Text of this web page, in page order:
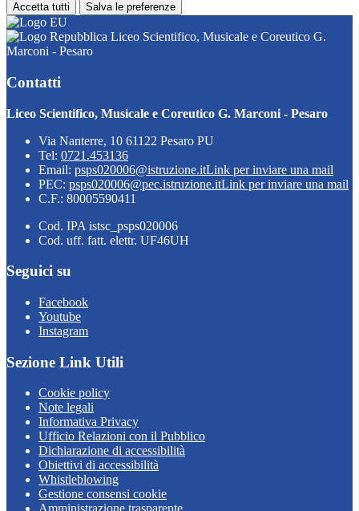
Accetta tutti Salva le preferenze
Liceo Scientifico, Musicale e Coreutico G.
Marconi - Pesaro
Contatti
Liceo Scientifico, Musicale e Coreutico G. Marconi - Pesaro
Via Nanterre, 10 61122 Pesaro PU
Tel: 0721.453136
Email: psps020006@istruzione.itLink per inviare una mail
PEC: psps020006@pec.istruzione.itLink per inviare una mail
C.F.: 80005590411
Cod. IPA istsc_psps020006
Cod. uff. fatt. elettr. UF46UH
Seguici su
Facebook
Youtube
Instagram
Sezione Link Utili
Cookie policy
Note legali
Informativa Privacy
Ufficio Relazioni con il Pubblico
Dichiarazione di accessibilità
Obiettivi di accessibilità
Whistleblowing
Gestione consensi cookie